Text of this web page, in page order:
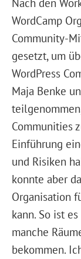
WordCamp
Community-
gesetzt, um
WordPress
Maja Benke
Communities
Einführung
und Risiken
konnte aber
Organisation
kann. So ist
manche
bekommen.